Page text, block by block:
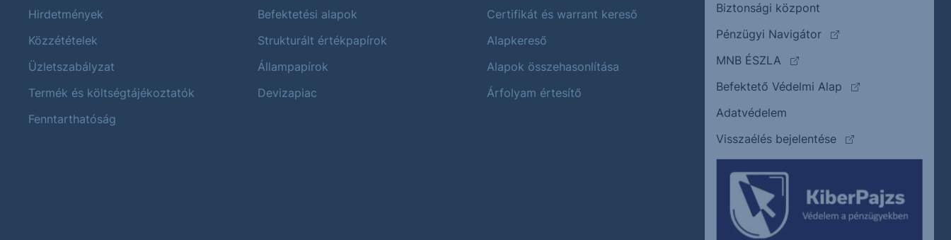
Hirdetmények
Közzétételek
Üzletszabályzat
Termék és költségtájékoztatók
Fenntarthatóság
Befektetési alapok
Strukturált értékpapírok
Állampapírok
Devizapiac
Certifikát és warrant kereső
Alapkereső
Alapok összehasonlítása
Árfolyam értesítő
Biztonsági központ
Pénzügyi Navigátor
(külső oldalra ugrik)
MNB ÉSZLA
(külső oldalra ugrik)
Befektető Védelmi Alap
(külső oldalra
Adatvédelem
Visszaélés bejelentése
(külső oldalra ugrik)